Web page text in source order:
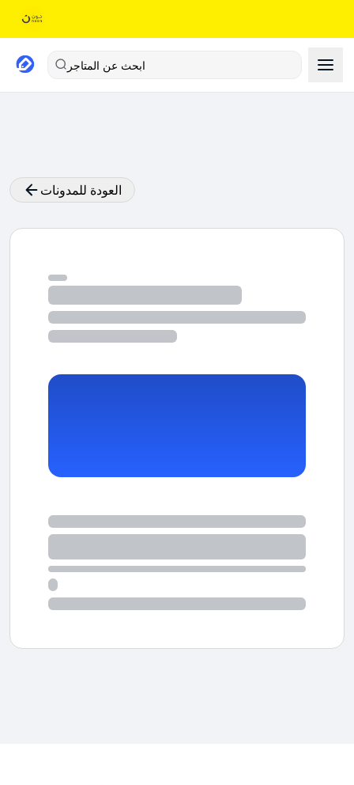
ابحث عن المتاجر
العودة للمدونات